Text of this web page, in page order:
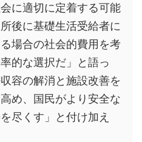
に適切に定着する可能
後に基礎生活受給者に
場合の社会的費用を考
的な選択だ」と語っ
容の解消と施設改善を
め、国民がより安全な
尽くす」と付け加え